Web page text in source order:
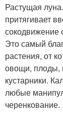
Растущая
притягивает
сокодвижение
Это самый
растения, от
овощи, плоды,
кустарники.
любые
черенкование.